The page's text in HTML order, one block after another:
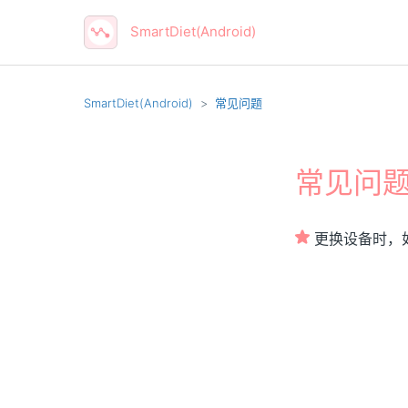
SmartDiet(Android)
SmartDiet(Android) 常见问题
常见问
更换设备时，